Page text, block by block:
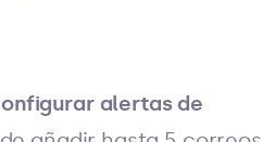
alertas de